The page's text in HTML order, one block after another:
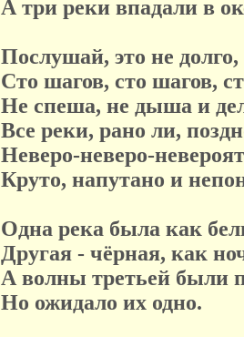
А три реки впадали в
Послушай, это не
Сто шагов, сто шагов,
Не спеша, не дыша и
Все реки, рано ли,
Неверо-неверо-
Круто, напутано и
Одна река была как
Другая - чёрная, как
А волны третьей были
Но ожидало их одно.